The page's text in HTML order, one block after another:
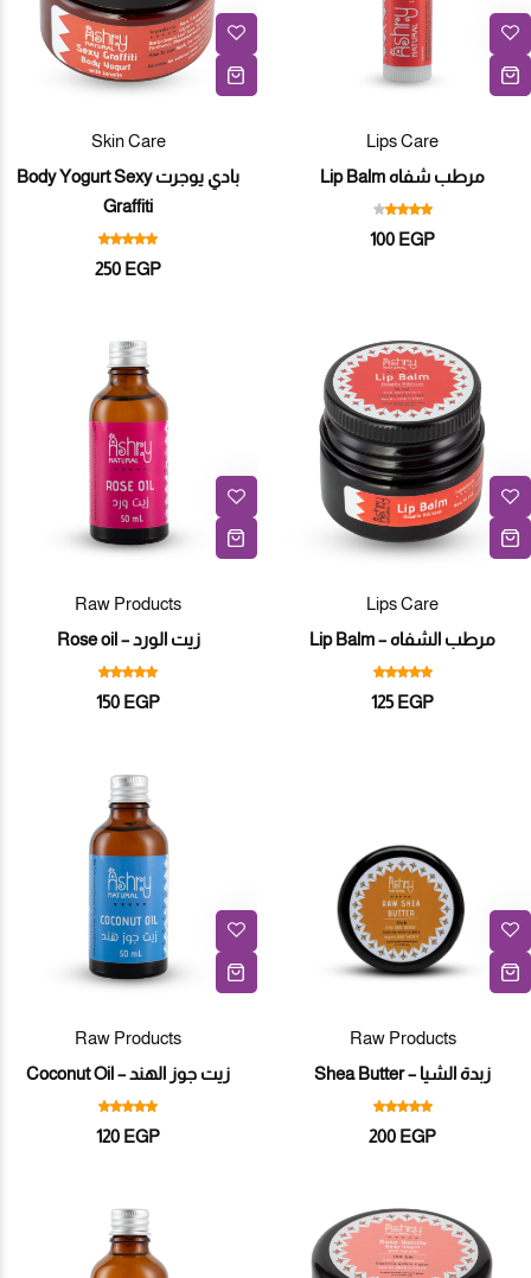
Lips Care
مرطب شفاه Lip Balm
100 EGP
Skin Care
بادي يوجرت Body Yogurt Sexy
Graffiti
250 EGP
Lips Care
مرطب الشفاه – Lip Balm
125EGP
Raw Products
زيت الورد – Rose oil
150 EGP
Raw Products
زبدة الشيا – Shea Butter
200 EGP
Raw Products
زيت جوز الهند – Coconut Oil
120 EGP